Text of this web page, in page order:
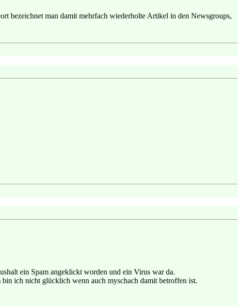
bezeichnet man damit mehrfach wiederholte Artikel in den Newsgroups,
ein Spam angeklickt worden und ein Virus war da.
ich nicht glücklich wenn auch myschach damit betroffen ist.